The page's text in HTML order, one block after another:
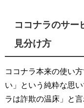
ココナラのサー
見分け方
ココナラ本来の使い
い」という純粋な思
ラは詐欺の温床」と